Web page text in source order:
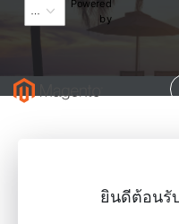
Powered
by
ยินดีต้อนรั